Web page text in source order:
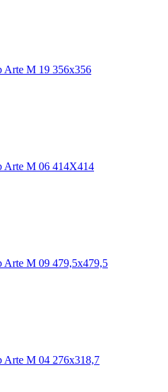
Arte М 19 356х356
Arte М 06 414Х414
Arte М 09 479,5х479,5
Arte М 04 276х318,7